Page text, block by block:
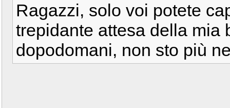
Ragazzi, solo voi potete
trepidante attesa della mia
dopodomani, non sto più